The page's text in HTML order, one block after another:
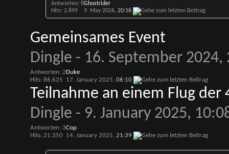
Antworten: 8
Hits: 2.899
Ghostrider
9. May 2026, 20:16
Gemeinsames Event
Dingle - 16. September 2024,
Antworten: 2
Hits: 86.625
Duke
17. January 2025, 06:10
Teilnahme an einem Flug der
Dingle - 9. January 2025,
Antworten: 3
Hits: 21.350
Cop
14. January 2025, 21:39